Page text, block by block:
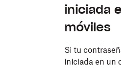
iniciada
móviles
Si tu
iniciada en un